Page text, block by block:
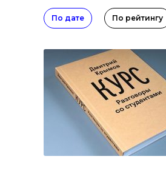
По дате По рейтингу